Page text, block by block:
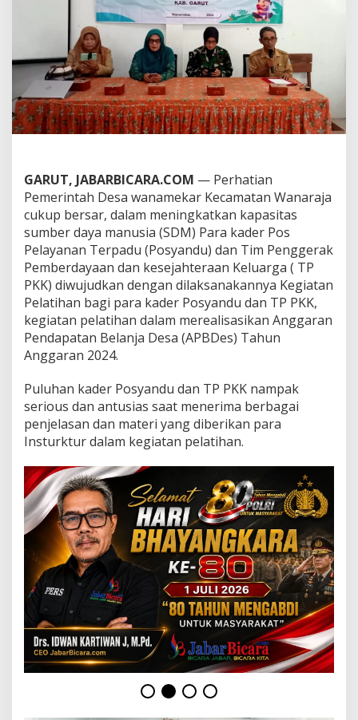
a
n
d
u
d
a
n
T
P
e
n
g
g
e
r
a
k
P
K
K
W
a
m
e
k
a
n
t
u
s
i
t
i
P
e
l
GARUT, JABARBICARA.COM — Perhatian
Pemerintah Desa wanamekar Kecamatan Wanaraja
cukup bersar, dalam meningkatkan kapasitas
sumber daya manusia (SDM) Para kader Pos
Pelayanan Terpadu (Posyandu) dan Tim Penggerak
Pemberdayaan dan kesejahteraan Keluarga ( TP
PKK) diwujudkan dengan dilaksanakannya Kegiatan
Pelatihan bagi para kader Posyandu dan TP PKK,
kegiatan pelatihan dalam merealisasikan Anggaran
Pendapatan Belanja Desa (APBDes) Tahun
Anggaran 2024.
Puluhan kader Posyandu dan TP PKK nampak
serious dan antusias saat menerima berbagai
penjelasan dan materi yang diberikan para
Insturktur dalam kegiatan pelatihan.